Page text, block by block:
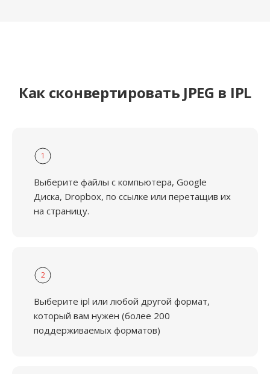
Как сконвертировать JPEG в IPL
1
Выберите файлы с компьютера, Google
Диска, Dropbox, по ссылке или перетащив их
на страницу.
2
Выберите ipl или любой другой формат,
который вам нужен (более 200
поддерживаемых форматов)